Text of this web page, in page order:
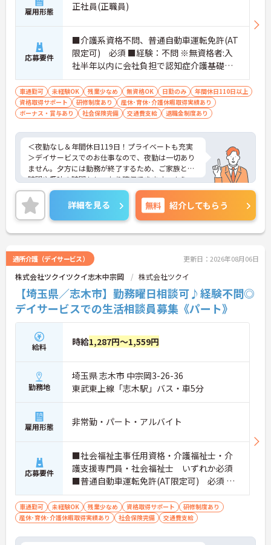
雇用形態 正社員(正職員)
応募要件
■介護系資格不問、普通自動車運転免許(AT
限定可) 必須 ■経験：不問 ※無資格者:入
社半年以内に会社負担で認知症介護基礎研
修受講
車通勤可 未経験OK 残業少なめ 無資格OK 日勤のみ
年間休日110日以上
資格取得サポート
研修制度あり
産休･育休･介護休暇取得実績あり
ボーナス・賞与あり
社会保険完備 交通費支給 退職金制度あり
＜夜勤なし＆年間休日119日！プライベートも充実
＞デイサービスでのお仕事なので、夜勤は一切あり
ません。夕方には勤務が終了するため、ご家族との
時間や趣味の時間もしっかり確保できます。さら
に、月9日のお休みに加えて「リフレッシュ休暇」
が毎月1日付与され、年間休日はたっぷり119日。無
理なく働き続けられるリズムが整っており、仕事と
プライベートのメリハリをつけて働きたい方にぴっ
たりです。
介護の経験がない方やブランクがある方も大歓迎で
す。資格取得支援制度や自己啓発支援制度が整って
おり、働きながらスキルアップを目指せます。ま
た、全国展開する同社ならではの多彩なキャリアパ
スがあり、管理職や専門職への挑戦、異なるサービ
スへのキャリアチェンジも可能です。一人ひとりの
「なりたい姿」を応援し、成長をバックアップする
体制が整っています。
詳細を見る 無料 紹介してもらう
通所介護（デイサービス） 更新日：2026年08月06日
株式会社ツクイツクイ志木中宗岡 株式会社ツクイ
【埼玉県／志木市】勤務曜日相談可♪経験不問◎
デイサービスでの生活相談員募集《パート》
給料 時給1,287円～1,559円
勤務地
埼玉県 志木市 中宗岡3-26-36
東武東上線「志木駅」バス・車5分
雇用形態 非常勤・パート・アルバイト
応募要件
■社会福祉主事任用資格・介護福祉士・介
護支援専門員・社会福祉士 いずれか必須
■普通自動車運転免許(AT限定可) 必須 ■
経験：不問
車通勤可 未経験OK 残業少なめ 資格取得サポート
研修制度あり
産休･育休･介護休暇取得実績あり
社会保険完備 交通費支給